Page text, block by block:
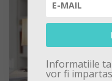
Informatiile
vor fi